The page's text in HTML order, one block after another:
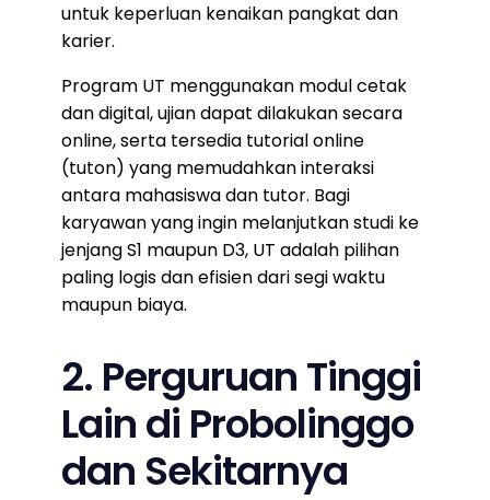
untuk keperluan kenaikan pangkat dan
karier.
Program UT menggunakan modul cetak
dan digital, ujian dapat dilakukan secara
online, serta tersedia tutorial online
(tuton) yang memudahkan interaksi
antara mahasiswa dan tutor. Bagi
karyawan yang ingin melanjutkan studi ke
jenjang S1 maupun D3, UT adalah pilihan
paling logis dan efisien dari segi waktu
maupun biaya.
2. Perguruan Tinggi
Lain di Probolinggo
dan Sekitarnya